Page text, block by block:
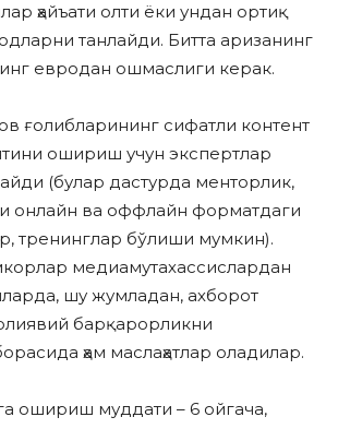
ҳайъати олти ёки ундан ортиқ
танлайди. Битта аризанинг
евродан ошмаслиги керак.
ғолибларининг сифатли контент
ошириш учун экспертлар
(булар дастурда менторлик,
онлайн ва оффлайн форматдаги
тренинглар бўлиши мумкин).
медиамутахассислардан
шу жумладан, ахборот
барқарорликни
ҳам маслаҳатлар оладилар.
ошириш муддати – 6 ойгача,